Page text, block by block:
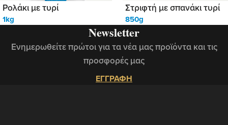
Ρολάκι με τυρί
1kg
Στριφτή με σπανάκι τυρί
850g
Newsletter
Ενημερωθείτε πρώτοι για τα νέα μας προϊόντα και τις
προσφορές μας
ΕΓΓΡΑΦΗ